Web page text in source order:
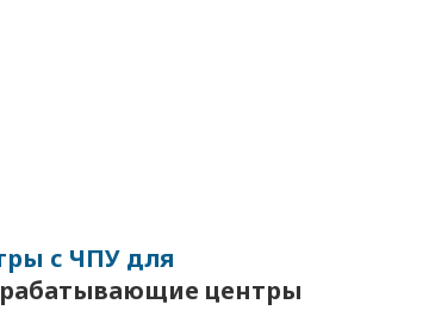
с ЧПУ для
центры